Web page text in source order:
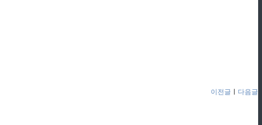
이전글 다음글